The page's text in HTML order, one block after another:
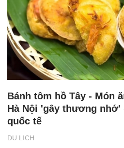
DU LỊCH
Bánh tôm hồ Tây - Món
Hà Nội 'gây thương nhớ'
quốc tế